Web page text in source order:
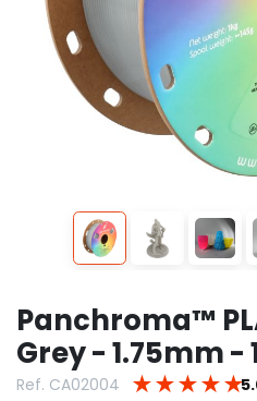
Panchroma™
Grey - 1.75mm -
Ref. CA02004 ★ ★ ★ ★ ★